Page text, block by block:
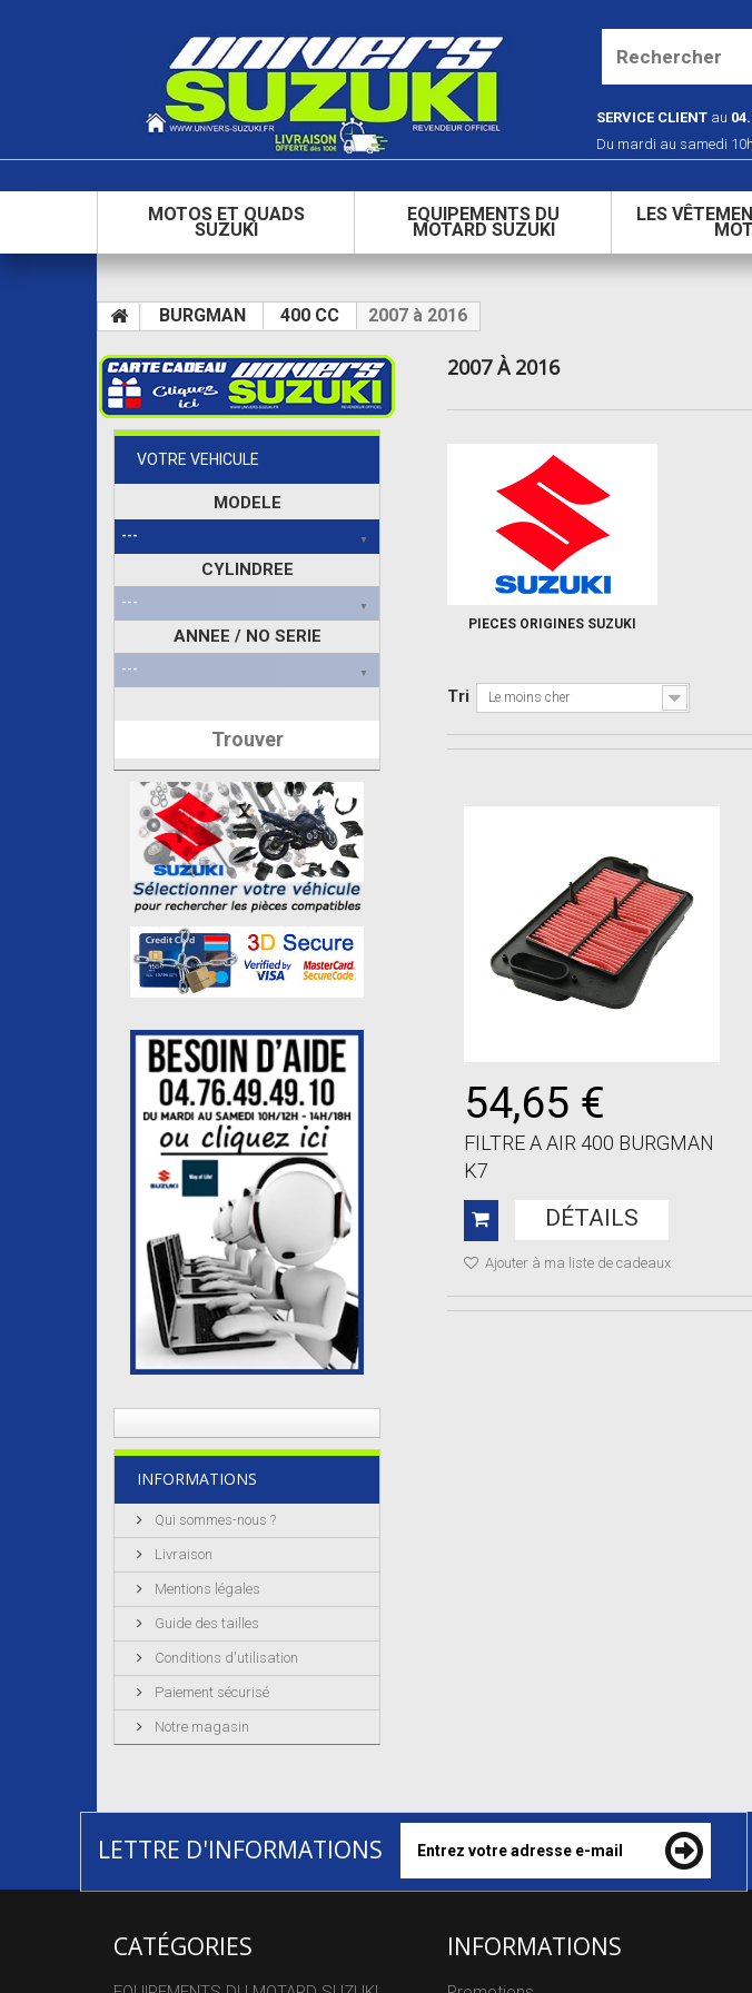
SERVICE CLIENT au
Du mardi au samedi
MOTOS ET QUADS
SUZUKI
EQUIPEMENTS DU
MOTARD SUZUKI
LES
BURGMAN 400 CC 2007 à 2016
VOTRE VEHICULE
MODELE
CYLINDREE
ANNEE / NO SERIE
Trouver
INFORMATIONS
Qui sommes-nous ?
Livraison
Mentions légales
Guide des tailles
Conditions d'utilisation
Paiement sécurisé
Notre magasin
2007 À 2016
PIECES ORIGINES SUZUKI
Tri Le moins cher
54,65 €
FILTRE A AIR 400 BURGMAN
K7
DÉTAILS
Ajouter à ma liste de cadeaux
LETTRE D'INFORMATIONS
CATÉGORIES INFORMATIONS